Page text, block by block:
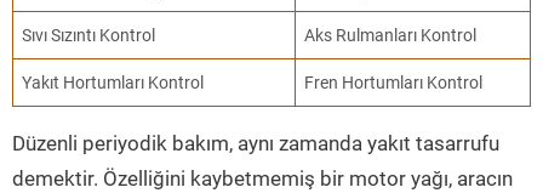
Sıvı Sızıntı Kontrol Aks Rulmanları Kontrol
Yakıt Hortumları Kontrol Fren Hortumları Kontrol
Düzenli periyodik bakım, aynı zamanda yakıt tasarrufu
demektir. Özelliğini kaybetmemiş bir motor yağı, aracın